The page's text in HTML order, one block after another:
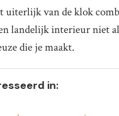
uiterlijk van de klok
landelijk interieur niet
die je maakt.
in: